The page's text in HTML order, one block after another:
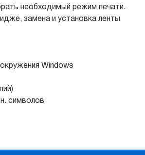
необходимый режим печати.
замена и установка ленты
Windows
символов